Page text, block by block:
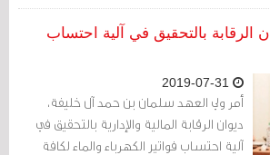
من العام الماضي
الرقابة بالتحقيق في آلية احتساب
أمر ولي العهد سلمان بن حمد آل خليفة،
ديوان الرقابة المالية والإدارية بالتحقيق في
آلية احتساب فواتير الكهرباء والماء لكافة